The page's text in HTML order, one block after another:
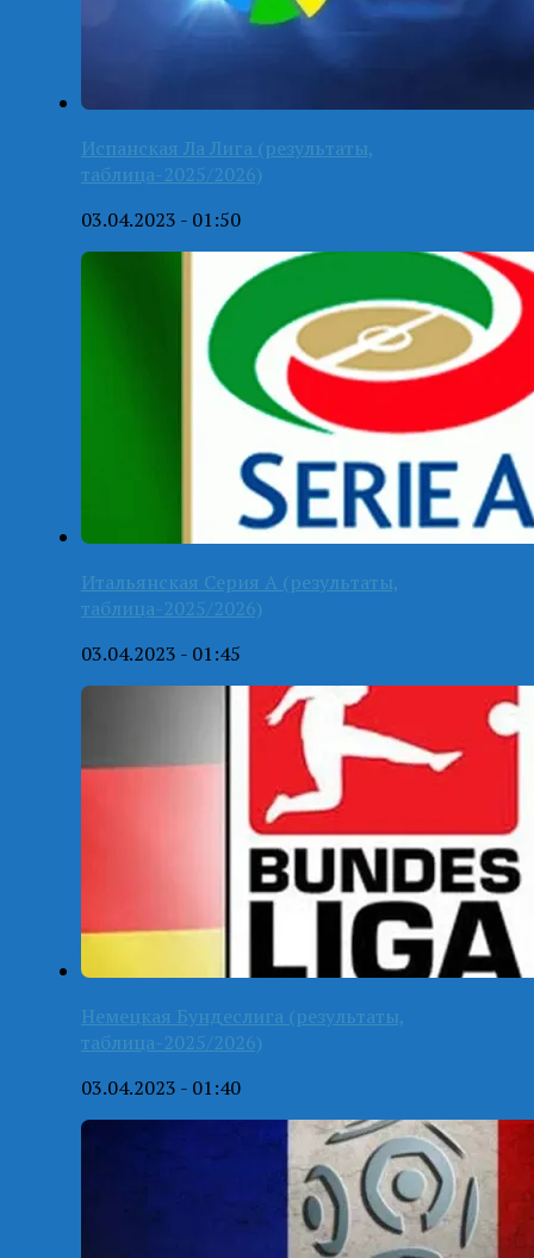
Испанская Ла Лига (результаты,
таблица-2025/2026)
03.04.2023 - 01:50
Итальянская Серия А (результаты,
таблица-2025/2026)
03.04.2023 - 01:45
Немецкая Бундеслига (результаты,
таблица-2025/2026)
03.04.2023 - 01:40